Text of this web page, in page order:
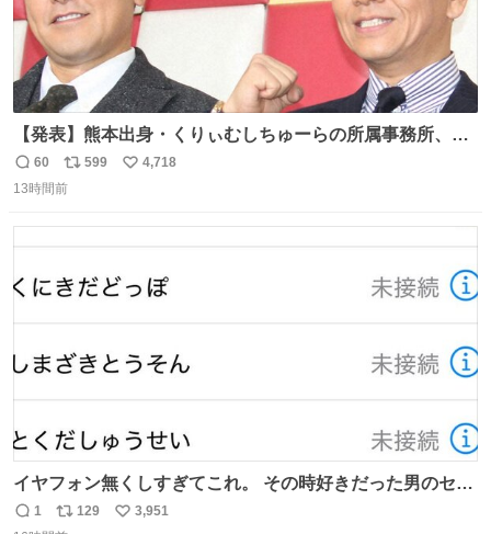
【発表】熊本出身・くりぃむしちゅーらの所属事務所、被
災地に義援金寄付 news.livedoor.com/article/detail… くり
ぃむしちゅーやマツコ、有働由美子らが所属する芸能事務
返
信
60
リ
ポ
599
い
4,718
13時間前
イヤフォン無くしすぎてこれ。 その時好きだった男のセコ
ムの名前にしてる
返
1
リ
129
い
3,951